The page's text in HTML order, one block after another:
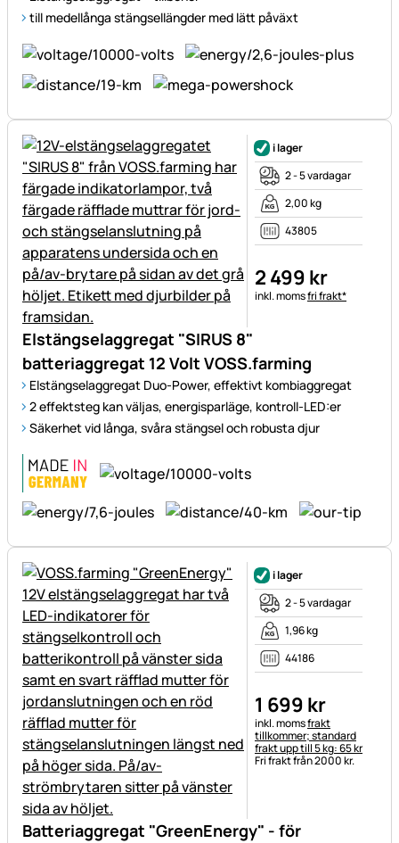
till medellånga stängsellängder med lätt påväxt
Elstängselaggregat "SIRUS 8"
batteriaggregat 12 Volt VOSS.farming
Elstängselaggregat Duo-Power, effektivt kombiaggregat
2 effektsteg kan väljas, energisparläge, kontroll-LED:er
Säkerhet vid långa, svåra stängsel och robusta djur
i lager
2 - 5 vardagar
2,00 kg
43805
2 499 kr
Skatteinformation:
inkl. momsfri frakt*
Batteriaggregat "GreenEnergy" - för
i lager
2 - 5 vardagar
1,96 kg
44186
1 699 kr
Skatteinformation:
inkl. momsfrakt
tillkommer; standard
frakt upp till 5 kg: 65 kr
Fri frakt från 2000 kr.